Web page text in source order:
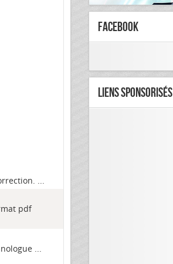
...
pdf
...
FaceBook
Liens Sponsorisés